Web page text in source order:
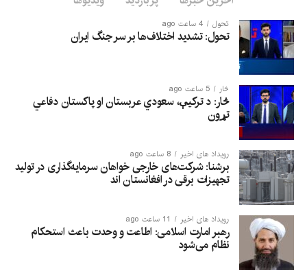
ساربن گفت که نمایندگان افغانستان برای آشنایی با روند تولید این
محصولات، خواستار سفر به مالدووا شده بودند.
این هیأت به رهبری صدر اعظم عثمانی، معین وزارت زراعت، آبیاری و
مالداری به مالدووا سفر کرده بود.
تحول 4 ساعت ago
تحول: تشدید اختلاف‌ها بر سر جنگ ایران
څار 5 ساعت ago
څار: د ترکیې، سعودي عربستان او پاکستان دفاعي
تړون
رویداد های اخیر 8 ساعت ago
برشنا: شرکت‌های خارجی خواهان سرمایه‌گذاری در تولید
تجهیزات برقی در افغانستان‌ اند
رویداد های اخیر 11 ساعت ago
رهبر امارت اسلامی: اطاعت و وحدت باعث استحکام
نظام می‌شود